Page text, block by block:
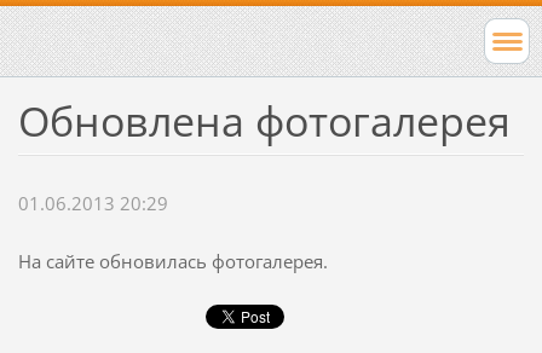
Обновлена фотогалерея
01.06.2013 20:29
На сайте обновилась фотогалерея.